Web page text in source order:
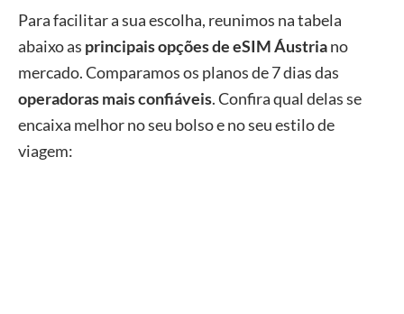
Para facilitar a sua escolha, reunimos na tabela
abaixo as principais opções de eSIM Áustriano
mercado. Comparamos os planos de 7 dias das
operadoras mais confiáveis. Confira qual delas se
encaixa melhor no seu bolso e no seu estilo de
viagem: